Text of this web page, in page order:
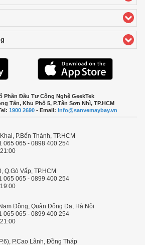
to expand contents
Phần Đầu Tư Công Nghệ GeekTek
Tấn, Khu Phố 5, P.Tân Sơn Nhì, TP.HCM
1900 2690- Email: info@sanvemaybay.vn
P.Bến Thành, TP.HCM
065 065 - 0898 400 254
Q.Gò Vấp, TP.HCM
065 065 - 0899 400 254
Đồng, Quận Đống Đa, Hà Nội
065 065 - 0899 400 254
P.Cao Lãnh, Đồng Tháp